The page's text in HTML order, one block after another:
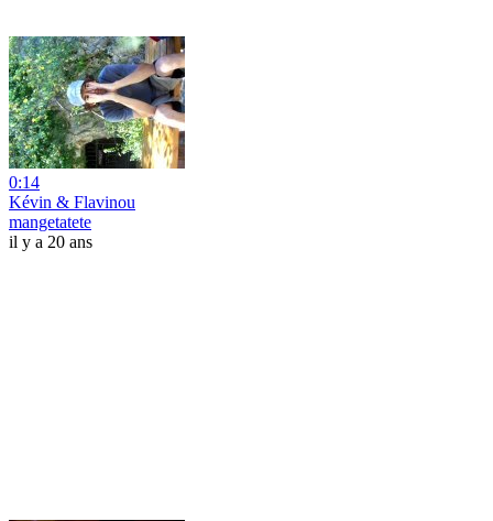
0:14
Kévin & Flavinou
mangetatete
il y a 20 ans